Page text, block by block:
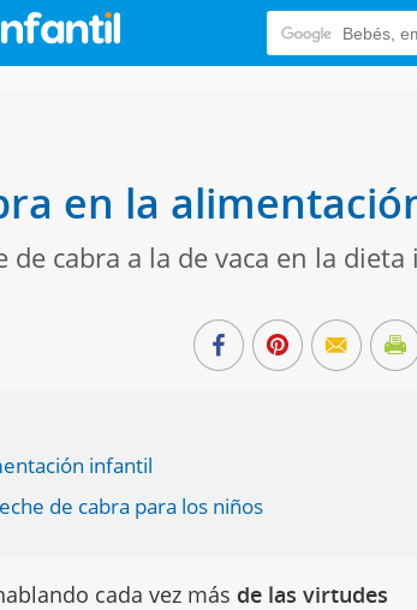
en la
cabra a la de vaca en la
infantil
de cabra para los niños
cada vez más de las virtudes